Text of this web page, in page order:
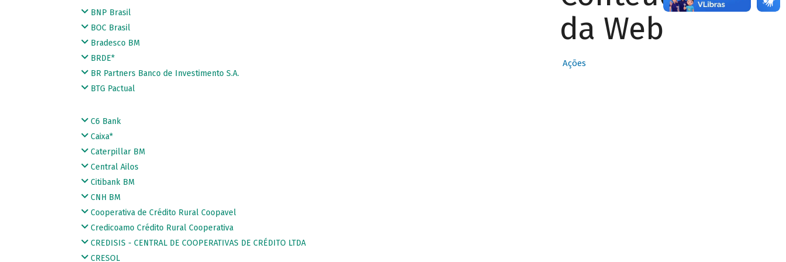
BNP Brasil
BOC Brasil
Bradesco BM
BRDE*
BR Partners Banco de Investimento S.A.
BTG Pactual
C6 Bank
Caixa*
Caterpillar BM
Central Ailos
Citibank BM
CNH BM
Cooperativa de Crédito Rural Coopavel
Credicoamo Crédito Rural Cooperativa
CREDISIS - CENTRAL DE COOPERATIVAS DE CRÉDITO LTDA
CRESOL
da Web
Ações